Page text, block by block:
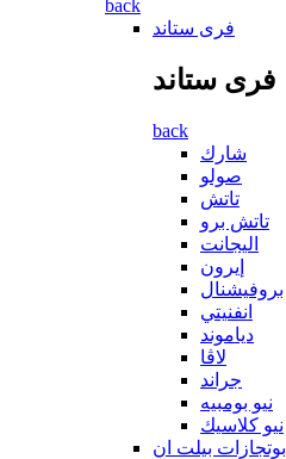
back
فرى ستاند
فرى ستاند
back
شارك
صولو
تاتش
تاتش برو
اليجانت
إيرون
بروفيشنال
انفنيتي
دياموند
لاڤا
جراند
نيو بومبيه
نيو كلاسيك
بوتجازات بيلت ان